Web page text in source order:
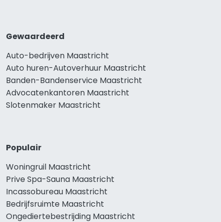
Gewaardeerd
Auto-bedrijven Maastricht
Auto huren-Autoverhuur Maastricht
Banden-Bandenservice Maastricht
Advocatenkantoren Maastricht
Slotenmaker Maastricht
Populair
Woningruil Maastricht
Prive Spa-Sauna Maastricht
Incassobureau Maastricht
Bedrijfsruimte Maastricht
Ongediertebestrijding Maastricht